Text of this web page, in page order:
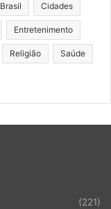
Brasil Cidades
Entretenimento
Religião Saúde
(221)